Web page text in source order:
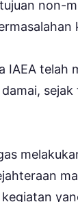
non-
IAEA telah
sejak